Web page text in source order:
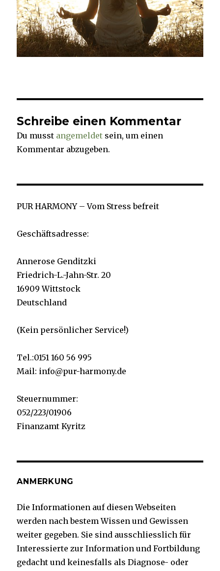
Schreibe einen Kommentar
Du musst angemeldet sein, um einen
Kommentar abzugeben.
PUR HARMONY – Vom Stress befreit
Geschäftsadresse:
Annerose Genditzki
Friedrich-L.-Jahn-Str. 20
16909 Wittstock
Deutschland
(Kein persönlicher Service!)
Tel.:0151 160 56 995
Mail: info@pur-harmony.de
Steuernummer:
052/223/01906
Finanzamt Kyritz
ANMERKUNG
Die Informationen auf diesen Webseiten
werden nach bestem Wissen und Gewissen
weiter gegeben. Sie sind ausschliesslich für
Interessierte zur Information und Fortbildung
gedacht und keinesfalls als Diagnose- oder